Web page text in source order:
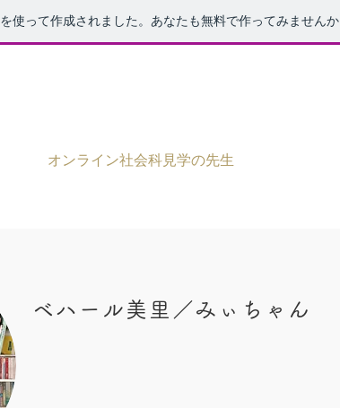
を使って作成されました。あなたも無料で作ってみませんか
オンライン社会科見学の先生
ベハール美里／みぃちゃん